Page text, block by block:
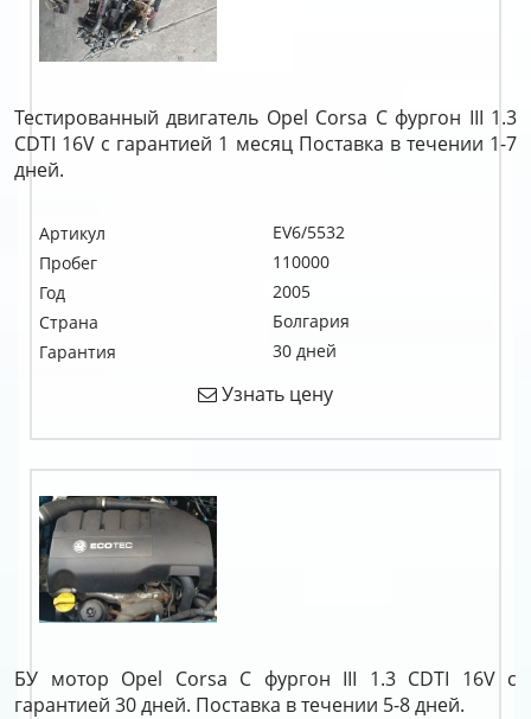
Тестированный двигатель Opel Corsa C фургон III 1.3
CDTI 16V c гарантией 1 месяц Поставка в течении 1-7
дней.
Артикул
EV6/5532
Пробег
110000
Год
2005
Страна
Болгария
Гарантия
30 дней
Узнать цену
БУ мотор Opel Corsa C фургон III 1.3 CDTI 16V c
гарантией 30 дней. Поставка в течении 5-8 дней.